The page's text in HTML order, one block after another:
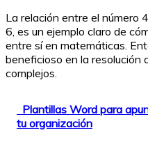
La relación entre el número
6, es un ejemplo claro de
entre sí en matemáticas.
beneficioso en la resolución
complejos.
Plantillas Word para
tu organización